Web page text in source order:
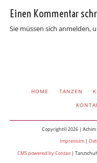
Einen Kommentar
Sie müssen sich anmelden,
NAVIGATION
HOME TANZEN
Copyright© 2026 | Achim
Impressum |
CMS powered by Contao |